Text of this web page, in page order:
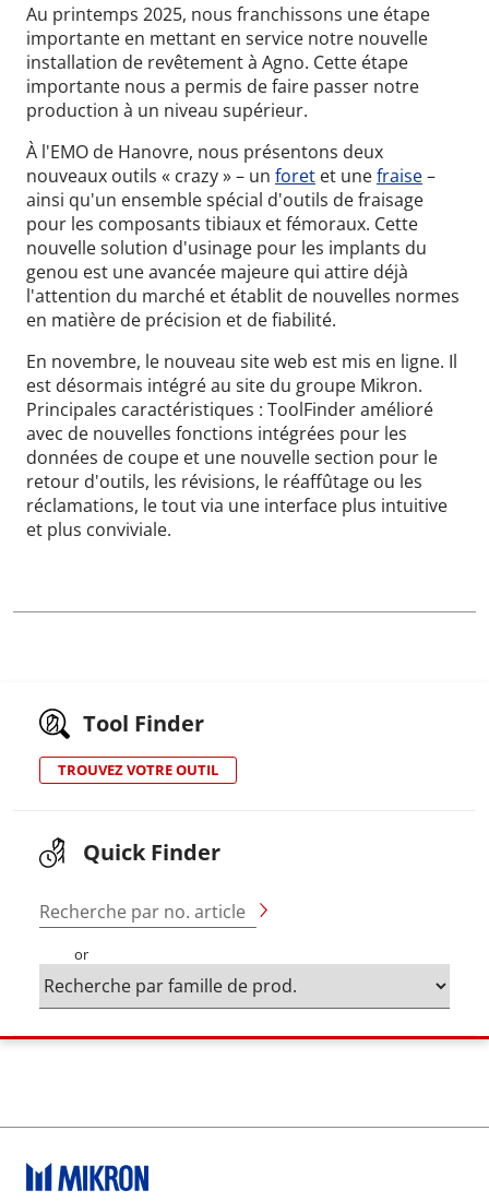
Au printemps 2025, nous franchissons une étape
importante en mettant en service notre nouvelle
installation de revêtement à Agno. Cette étape
importante nous a permis de faire passer notre
production à un niveau supérieur.
À l'EMO de Hanovre, nous présentons deux
nouveaux outils « crazy » – un foret et unefraise–
ainsi qu'un ensemble spécial d'outils de fraisage
pour les composants tibiaux et fémoraux. Cette
nouvelle solution d'usinage pour les implants du
genou est une avancée majeure qui attire déjà
l'attention du marché et établit de nouvelles normes
en matière de précision et de fiabilité.
En novembre, le nouveau site web est mis en ligne. Il
est désormais intégré au site du groupe Mikron.
Principales caractéristiques : ToolFinder amélioré
avec de nouvelles fonctions intégrées pour les
données de coupe et une nouvelle section pour le
retour d'outils, les révisions, le réaffûtage ou les
réclamations, le tout via une interface plus intuitive
et plus conviviale.
Tool Finder
TROUVEZ VOTRE OUTIL
Quick Finder
Recherche par no. article
or